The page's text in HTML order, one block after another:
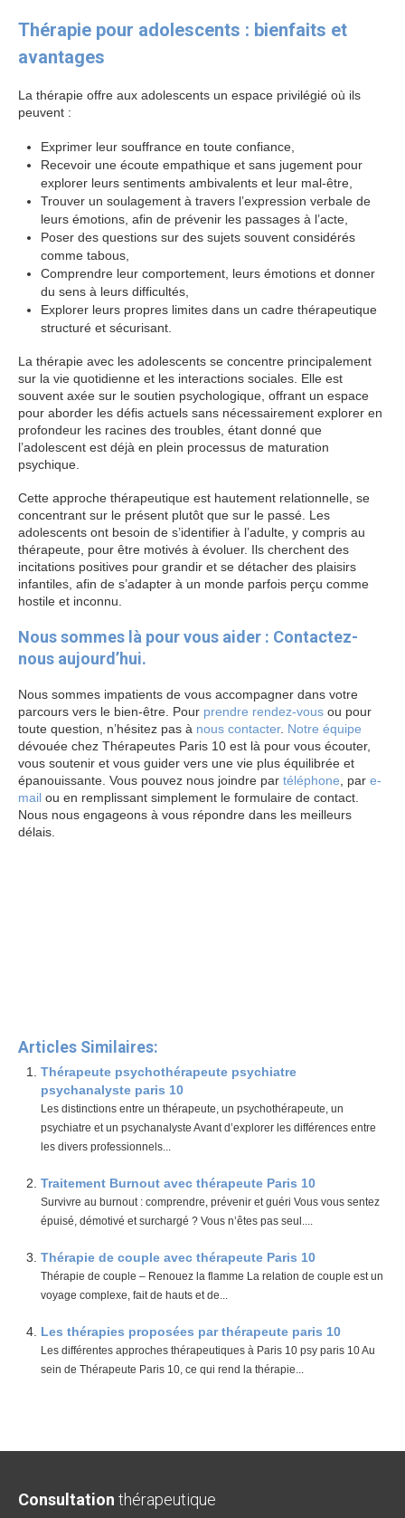
Thérapie pour adolescents : bienfaits et
avantages
La thérapie offre aux adolescents un espace privilégié où ils
peuvent :
Exprimer leur souffrance en toute confiance,
Recevoir une écoute empathique et sans jugement pour
explorer leurs sentiments ambivalents et leur mal-être,
Trouver un soulagement à travers l’expression verbale de
leurs émotions, afin de prévenir les passages à l’acte,
Poser des questions sur des sujets souvent considérés
comme tabous,
Comprendre leur comportement, leurs émotions et donner
du sens à leurs difficultés,
Explorer leurs propres limites dans un cadre thérapeutique
structuré et sécurisant.
La thérapie avec les adolescents se concentre principalement
sur la vie quotidienne et les interactions sociales. Elle est
souvent axée sur le soutien psychologique, offrant un espace
pour aborder les défis actuels sans nécessairement explorer en
profondeur les racines des troubles, étant donné que
l’adolescent est déjà en plein processus de maturation
psychique.
Cette approche thérapeutique est hautement relationnelle, se
concentrant sur le présent plutôt que sur le passé. Les
adolescents ont besoin de s’identifier à l’adulte, y compris au
thérapeute, pour être motivés à évoluer. Ils cherchent des
incitations positives pour grandir et se détacher des plaisirs
infantiles, afin de s’adapter à un monde parfois perçu comme
hostile et inconnu.
Nous sommes là pour vous aider : Contactez-
nous aujourd’hui.
Nous sommes impatients de vous accompagner dans votre
parcours vers le bien-être. Pour prendre rendez-vous ou pour
toute question, n’hésitez pas à nous contacter. Notre équipe
dévouée chez Thérapeutes Paris 10 est là pour vous écouter,
vous soutenir et vous guider vers une vie plus équilibrée et
épanouissante. Vous pouvez nous joindre par téléphone, par e-
mail ou en remplissant simplement le formulaire de contact.
Nous nous engageons à vous répondre dans les meilleurs
délais.
Articles Similaires:
Thérapeute psychothérapeute psychiatre
psychanalyste paris 10
Les distinctions entre un thérapeute, un psychothérapeute, un
psychiatre et un psychanalyste Avant d’explorer les différences entre
les divers professionnels...
Traitement Burnout avec thérapeute Paris 10
Survivre au burnout : comprendre, prévenir et guéri Vous vous sentez
épuisé, démotivé et surchargé ? Vous n’êtes pas seul....
Thérapie de couple avec thérapeute Paris 10
Thérapie de couple – Renouez la flamme La relation de couple est un
voyage complexe, fait de hauts et de...
Les thérapies proposées par thérapeute paris 10
Les différentes approches thérapeutiques à Paris 10 psy paris 10 Au
sein de Thérapeute Paris 10, ce qui rend la thérapie...
Consultation thérapeutique